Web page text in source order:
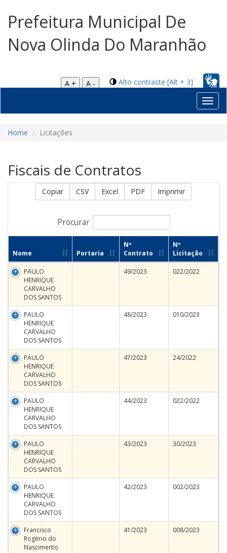
Prefeitura Municipal De
Nova Olinda Do Maranhão
Alto contraste [Alt + 3]
A +
A -
Home Licitações
Fiscais de Contratos
Copiar CSV Excel PDF Imprimir
Procurar
Nome Portaria
Nº
Contrato
Nº
Licitação
PAULO
HENRIQUE
CARVALHO
DOS SANTOS
49/2023 022/2022
PAULO
HENRIQUE
CARVALHO
DOS SANTOS
48/2023 010/2023
PAULO
HENRIQUE
CARVALHO
DOS SANTOS
47/2023 24/2022
PAULO
HENRIQUE
CARVALHO
DOS SANTOS
44/2023 022/2022
PAULO
HENRIQUE
CARVALHO
DOS SANTOS
43/2023 30/2023
PAULO
HENRIQUE
CARVALHO
DOS SANTOS
42/2023 002/2023
Francisco
Rogério do
Nascimento
41/2023 008/2023